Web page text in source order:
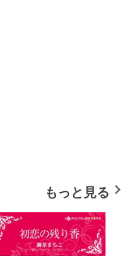
もっと見る